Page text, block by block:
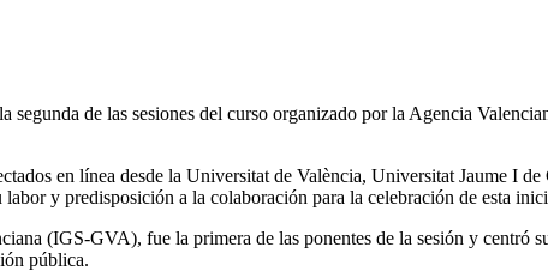
de las sesiones del curso organizado por la Agencia
en línea desde la Universitat de València, Universitat Jaume I
y predisposición a la colaboración para la celebración de esta
(IGS-GVA), fue la primera de las ponentes de la sesión y centró
pública.